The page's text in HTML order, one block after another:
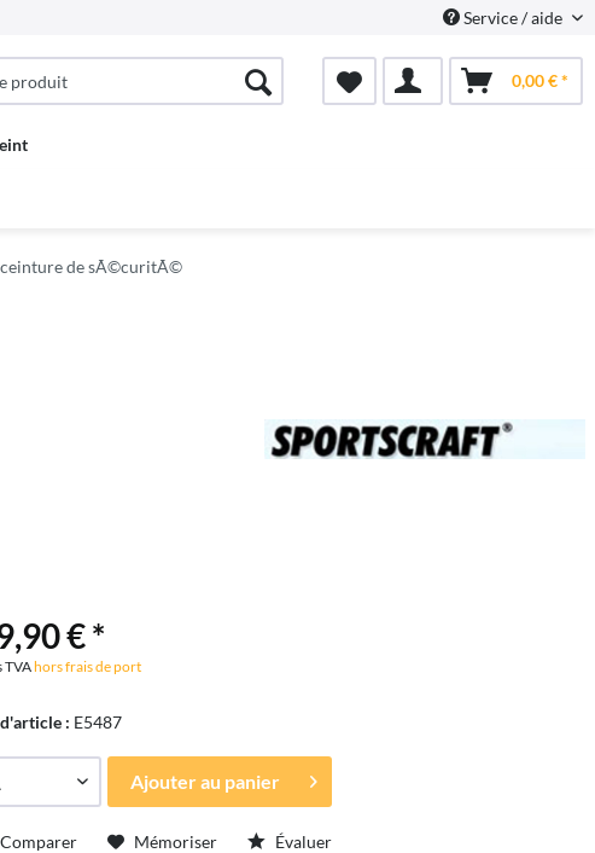
Service / aide
0,00 € *
ceinture de sÃ©curitÃ©
€ *
TVAhors frais de port
: E5487
Ajouter au panier
Comparer Mémoriser Évaluer